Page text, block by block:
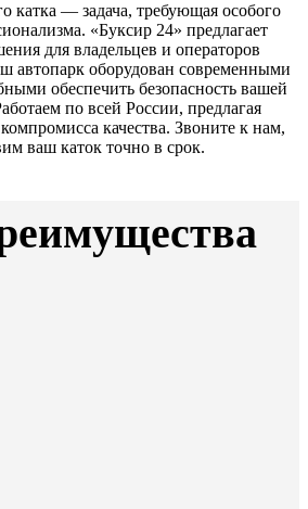
катка — задача, требующая особого
«Буксир 24» предлагает
для владельцев и операторов
автопарк оборудован современными
обеспечить безопасность вашей
по всей России, предлагая
качества. Звоните к нам,
ваш каток точно в срок.